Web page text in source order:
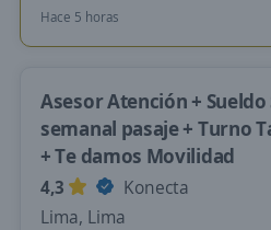
Hace 5 horas
Asesor Atención + Sueldo
semanal pasaje + Turno
+ Te damos Movilidad
4,3
Konecta
Lima, Lima